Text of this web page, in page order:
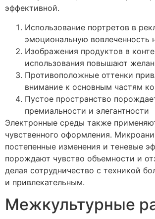
эффективной.
Использование портретов в
эмоциональную вовлеченность
Изображения продуктов в
использования повышают
Противоположные оттенки
внимание к основным частям
Пустое пространство
премиальности и элегантности
Электронные среды также
чувственного оформления.
постепенные изменения и теневые
порождают чувство объемности и
делая сотрудничество с техникой
и привлекательным.
Межкультурные